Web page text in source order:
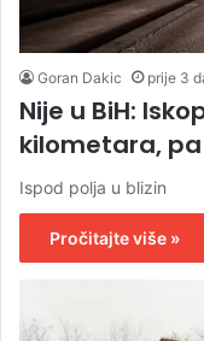
Goran Dakic prije 3
Nije u BiH:
kilometara,
Ispod polja u blizin
Pročitajte više »